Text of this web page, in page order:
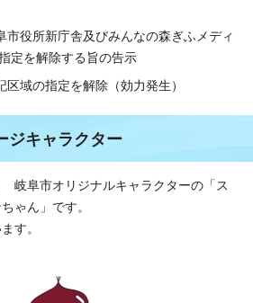
役所新庁舎及びみんなの森ぎふメディ
定を解除する旨の告示
域の指定を解除（効力発生）
ジキャラクター
岐阜市オリジナルキャラクターの「ス
ゃん」です。
す。